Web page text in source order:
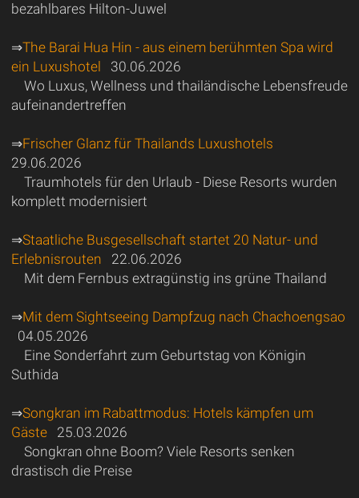
bezahlbares Hilton-Juwel
⇒The Barai Hua Hin - aus einem berühmten Spa wird
ein Luxushotel
30.06.2026
Wo Luxus, Wellness und thailändische Lebensfreude
aufeinandertreffen
⇒Frischer Glanz für Thailands Luxushotels
29.06.2026
Traumhotels für den Urlaub - Diese Resorts wurden
komplett modernisiert
⇒Staatliche Busgesellschaft startet 20 Natur- und
Erlebnisrouten 22.06.2026
Mit dem Fernbus extragünstig ins grüne Thailand
⇒Mit dem Sightseeing Dampfzug nach Chachoengsao
04.05.2026
Eine Sonderfahrt zum Geburtstag von Königin
Suthida
⇒Songkran im Rabattmodus: Hotels kämpfen um
Gäste25.03.2026
Songkran ohne Boom? Viele Resorts senken
drastisch die Preise